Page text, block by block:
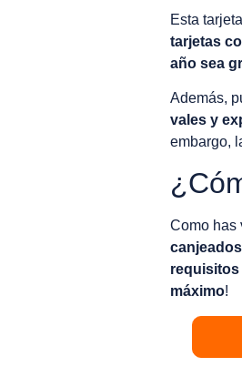
Esta
tarjetas
año sea
Además,
vales y
embargo,
Como has
requisitos
máximo!